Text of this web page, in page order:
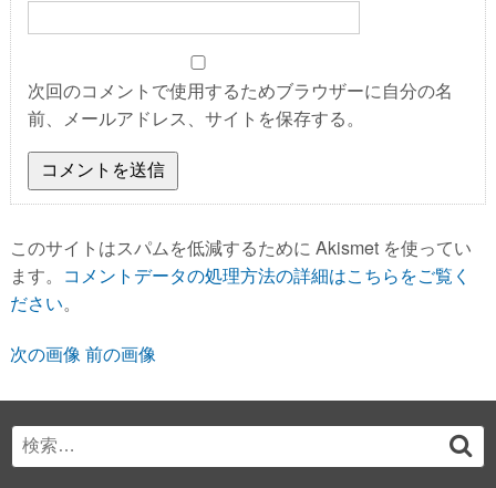
次回のコメントで使用するためブラウザーに自分の名
前、メールアドレス、サイトを保存する。
このサイトはスパムを低減するために Akismet を使ってい
ます。 コメントデータの処理方法の詳細はこちらをご覧く
ださい。
次の画像前の画像
Search
for: